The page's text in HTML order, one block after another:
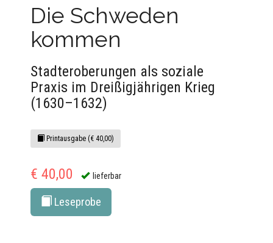
Die Schweden
kommen
Stadteroberungen als soziale
Praxis im Dreißigjährigen Krieg
(1630–1632)
Printausgabe (€ 40,00)
€ 40,00 lieferbar
Leseprobe